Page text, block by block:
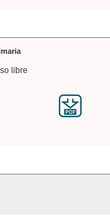
libre